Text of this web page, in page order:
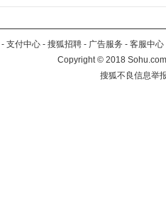
- 支付中心 - 搜狐招聘 - 广告服务 - 客服中心
Copyright©2018
搜狐不良信息举